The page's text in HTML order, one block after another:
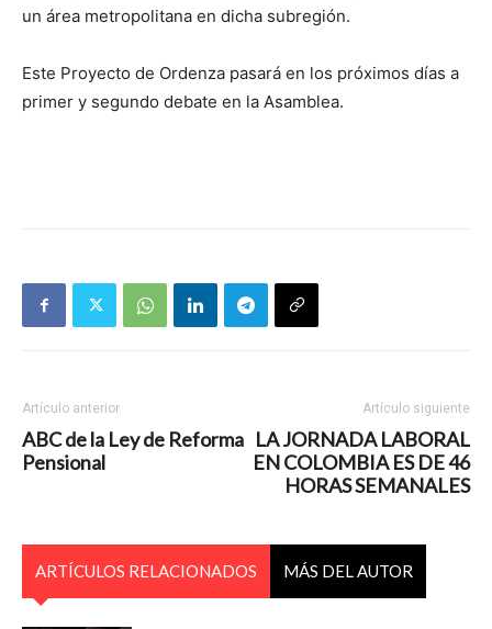
un área metropolitana en dicha subregión.
Este Proyecto de Ordenza pasará en los próximos días a
primer y segundo debate en la Asamblea.
Artículo anterior
ABC de la Ley de Reforma
Pensional
Artículo siguiente
LA JORNADA LABORAL
EN COLOMBIA ES DE 46
HORAS SEMANALES
ARTÍCULOS RELACIONADOS MÁS DEL AUTOR